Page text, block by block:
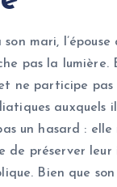
mari,
pas la lumière.
ne participe pas
auxquels
un hasard :
de préserver
Bien que